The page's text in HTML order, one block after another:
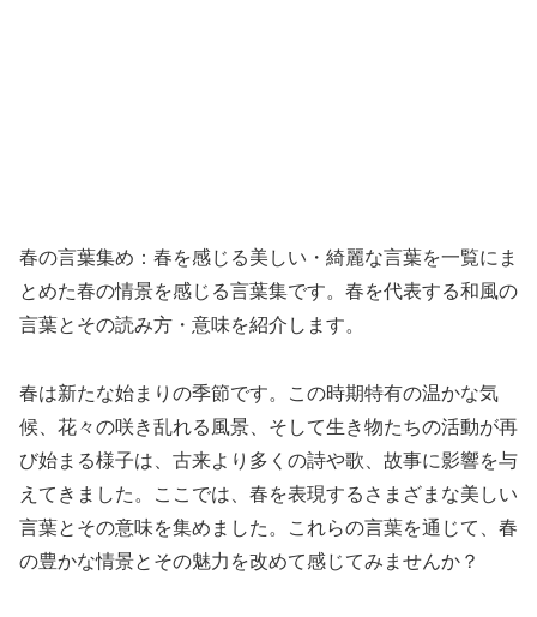
春の言葉集め：春を感じる美しい・綺麗な言葉を一覧にま
とめた春の情景を感じる言葉集です。春を代表する和風の
言葉とその読み方・意味を紹介します。
春は新たな始まりの季節です。この時期特有の温かな気
候、花々の咲き乱れる風景、そして生き物たちの活動が再
び始まる様子は、古来より多くの詩や歌、故事に影響を与
えてきました。ここでは、春を表現するさまざまな美しい
言葉とその意味を集めました。これらの言葉を通じて、春
の豊かな情景とその魅力を改めて感じてみませんか？